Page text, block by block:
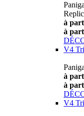
à
à
V4
à
à
V4